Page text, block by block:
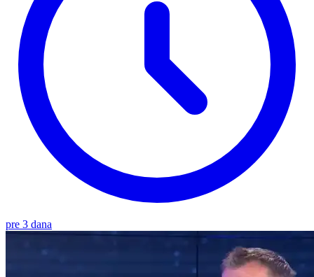
pre 3 dana